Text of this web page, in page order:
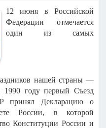
12 июня в Российской
Федерации отмечается
один из самых
нашей страны —
году первый Съезд
принял Декларацию о
России, в которой
Конституции России и